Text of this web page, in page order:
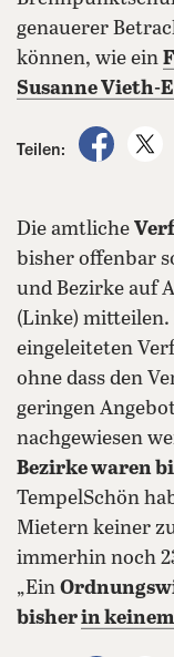
genauerer
können, wie ein
Susanne Vieth-
Teilen:
auf
Die amtliche
bisher offenbar
und Bezirke auf
(Linke)
eingeleiteten
ohne dass den
geringen
nachgewiesen
Bezirke waren
TempelSchön
Mietern keiner
immerhin noch
„Ein
bisherin